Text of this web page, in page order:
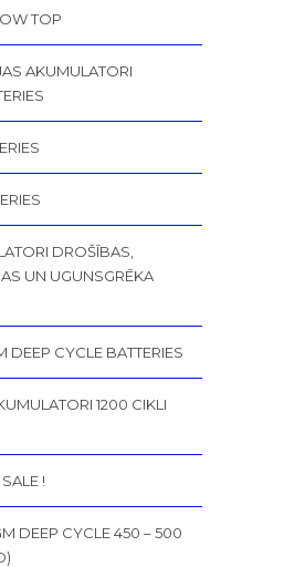
TOP
AKUMULATORI
DROŠĪBAS,
UN UGUNSGRĒKA
DEEP CYCLE BATTERIES
1200 CIKLI
!
DEEP CYCLE 450 – 500